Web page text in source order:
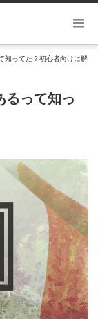
知ってた？初心者向けに解
るって知っ